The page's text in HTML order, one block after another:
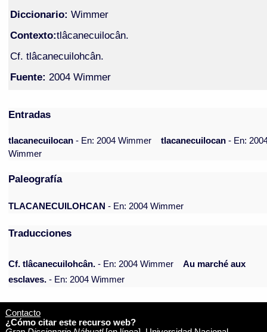
Diccionario: Wimmer
Contexto:tlâcanecuilocân.
Cf. tlâcanecuilohcân.
Fuente: 2004 Wimmer
Entradas
tlacanecuilocan- En: 2004 Wimmer tlacanecuilocan- En:
Wimmer
Paleografía
TLACANECUILOHCAN - En: 2004 Wimmer
Traducciones
Cf. tlâcanecuilohcân. - En: 2004 Wimmer
Au marché aux
esclaves. - En: 2004 Wimmer
Contacto
¿Cómo citar este recurso web?